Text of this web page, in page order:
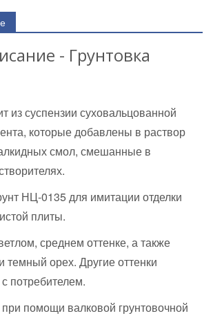
- Грунтовка
из суспензии суховальцованной
которые добавлены в раствор
смол, смешанные в
НЦ-0135 для имитации отделки
плиты.
среднем оттенке, а также
темный орех. Другие оттенки
потребителем.
при помощи валковой грунтовочной